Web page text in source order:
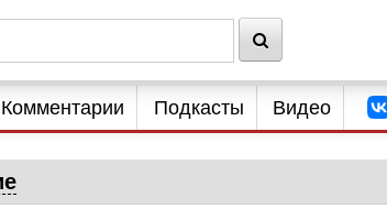
Комментарии Подкасты Видео